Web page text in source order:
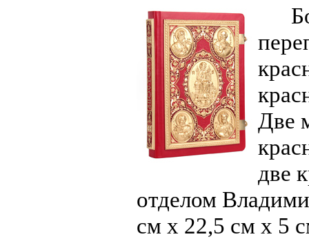
Две
две
отделом
см х 22,5 см х 5